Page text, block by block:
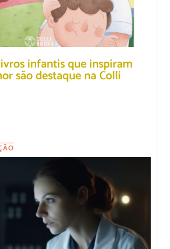
infantis que inspiram
são destaque na Colli